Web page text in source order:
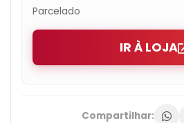
Parcelado
IR À LOJA
Compartilhar: